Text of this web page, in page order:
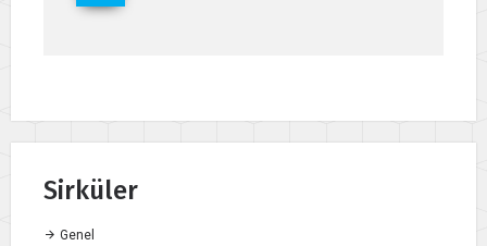
Sirküler
Genel